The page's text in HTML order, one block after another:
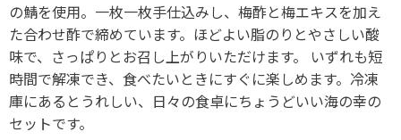
の鯖を使用。一枚一枚手仕込みし、梅酢と梅エキスを加え
た合わせ酢で締めています。ほどよい脂のりとやさしい酸
味で、さっぱりとお召し上がりいただけます。 いずれも短
時間で解凍でき、食べたいときにすぐに楽しめます。冷凍
庫にあるとうれしい、日々の食卓にちょうどいい海の幸の
セットです。